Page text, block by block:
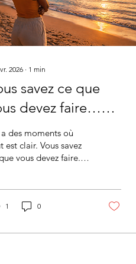
2026 ∙ 1 min
savez ce que
devez faire…
pourquoi vous
le faites pas ?
des moments où
est clair. Vous savez
vous devez faire.
Et pourtant…=>
Le problème
1 0